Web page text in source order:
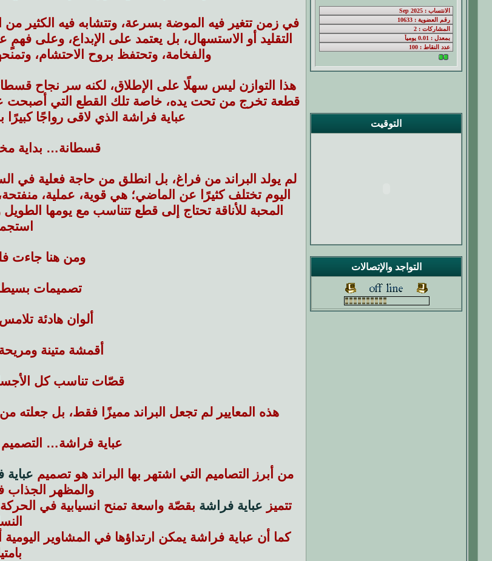
التوقيت
التواجد والإتصالات
في زمن تتغير فيه الموضة بسرعة، وتتشابه فيه الكثير من
التقليد أو الاستسهال، بل يعتمد على الإبداع، وعلى
والفخامة، وتحتفظ بروح الاحتشام،
هذا التوازن ليس سهلًا على الإطلاق، لكنه سر نجاح
قطعة تخرج من تحت يده، خاصة تلك القطع التي أصبحت
عباية فراشة الذي لاقى رواجًا كبيرًا
قسطانة… بداية
لم يولد البراند من فراغ، بل انطلق من حاجة فعلية في
اليوم تختلف كثيرًا عن الماضي؛ هي قوية، عملية،
المحبة للأناقة تحتاج إلى قطع تتناسب مع يومها
ومن هنا جاءت
تصميمات
ألوان هادئة
أقمشة متينة
قصّات تناسب كل
هذه المعايير لم تجعل البراند مميزًا فقط، بل جعلته
عباية فراشة… التصميم
من أبرز التصاميم التي اشتهر بها البراند هو تصميم
والمظهر
تتميز عباية فراشة بقصّة واسعة تمنح انسيابية في
كما أن عباية فراشة يمكن ارتداؤها في المشاوير